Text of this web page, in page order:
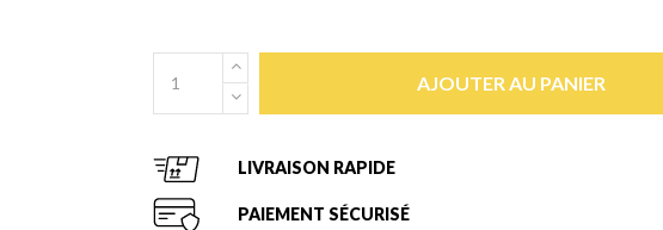
AJOUTER AU PANIER
LIVRAISON RAPIDE
PAIEMENT SÉCURISÉ